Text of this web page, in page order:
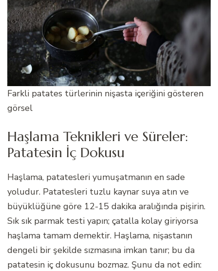
Farkli patates türlerinin nişasta içeriğini gösteren
görsel
Haşlama Teknikleri ve Süreler:
Patatesin İç Dokusu
Haşlama, patatesleri yumuşatmanın en sade
yoludur. Patatesleri tuzlu kaynar suya atın ve
büyüklüğüne göre 12-15 dakika aralığında pişirin.
Sık sık parmak testi yapın; çatalla kolay giriyorsa
haşlama tamam demektir. Haşlama, nişastanın
dengeli bir şekilde sızmasına imkan tanır; bu da
patatesin iç dokusunu bozmaz. Şunu da not edin: